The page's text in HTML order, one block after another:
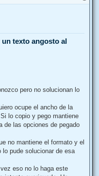
r
un texto angosto al
pero no solucionan lo
ocupe el ancho de la
lo copio y pego mantiene
de las opciones de pegado
no mantiene el formato y el
pude solucionar de esa
eso no lo haga este